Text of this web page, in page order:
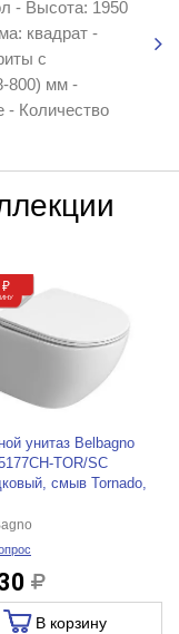
- Высота: 1950
квадрат -
с
800) мм -
- Количество
₽
унитаз Belbagno
TOR/SC
смыв Tornado,
В корзину